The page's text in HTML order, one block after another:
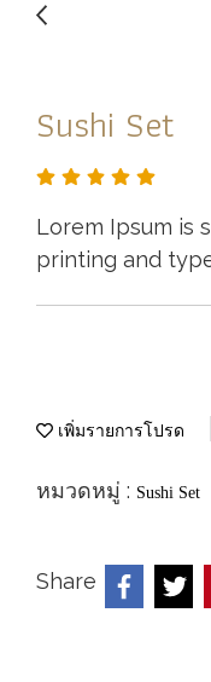
Sushi Set
Lorem Ipsum is
printing and
เพิ่มรายการโปรด
หมวดหมู่ : Sushi Set
Share